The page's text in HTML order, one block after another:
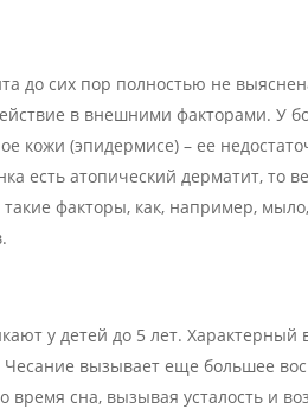
до сих пор полностью не
в внешними факторами. У
кожи (эпидермисе) – ее
есть атопический дерматит, то
факторы, как, например,
у детей до 5 лет.
вызывает еще большее
сна, вызывая усталость и